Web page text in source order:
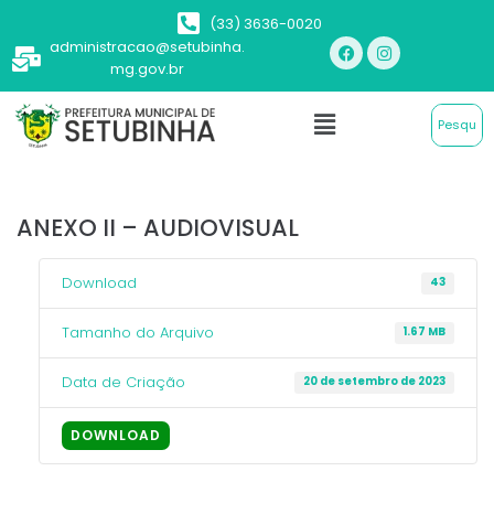
(33) 3636-0020
administracao@setubinha.
mg.gov.br
ANEXO II – AUDIOVISUAL
Download 43
Tamanho do Arquivo 1.67 MB
Data de Criação 20 de setembro de 2023
DOWNLOAD